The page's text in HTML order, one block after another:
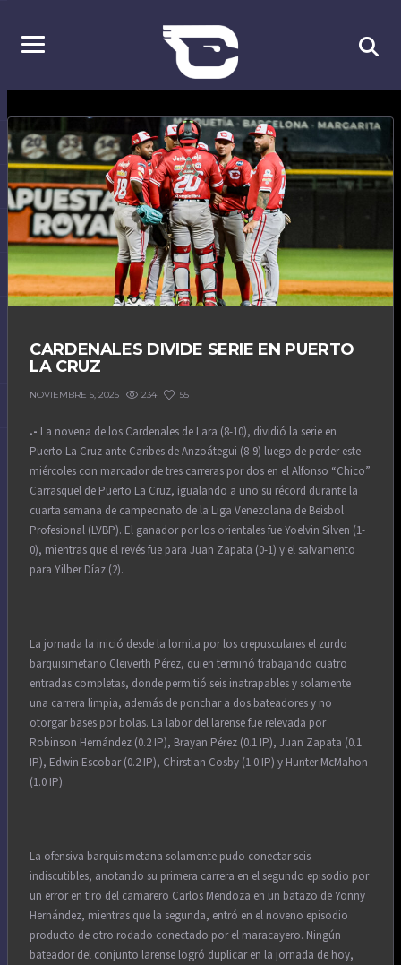
CARDENALES DIVIDE SERIE EN PUERTO
LA CRUZ
NOVIEMBRE 5, 2025 234 55
.- La novena de los Cardenales de Lara (8-10), dividió la serie en
Puerto La Cruz ante Caribes de Anzoátegui (8-9) luego de perder este
miércoles con marcador de tres carreras por dos en el Alfonso “Chico”
Carrasquel de Puerto La Cruz, igualando a uno su récord durante la
cuarta semana de campeonato de la Liga Venezolana de Beisbol
Profesional (LVBP). El ganador por los orientales fue Yoelvin Silven (1-
0), mientras que el revés fue para Juan Zapata (0-1) y el salvamento
para Yilber Díaz (2).
La jornada la inició desde la lomita por los crepusculares el zurdo
barquisimetano Cleiverth Pérez, quien terminó trabajando cuatro
entradas completas, donde permitió seis inatrapables y solamente
una carrera limpia, además de ponchar a dos bateadores y no
otorgar bases por bolas. La labor del larense fue relevada por
Robinson Hernández (0.2 IP), Brayan Pérez (0.1 IP), Juan Zapata (0.1
IP), Edwin Escobar (0.2 IP), Chirstian Cosby (1.0 IP) y Hunter McMahon
(1.0 IP).
La ofensiva barquisimetana solamente pudo conectar seis
indiscutibles, anotando su primera carrera en el segundo episodio por
un error en tiro del camarero Carlos Mendoza en un batazo de Yonny
Hernández, mientras que la segunda, entró en el noveno episodio
producto de otro rodado conectado por el maracayero. Ningún
bateador del conjunto larense logró duplicar en la jornada de hoy,